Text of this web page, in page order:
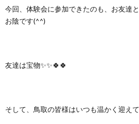
今回、体験会に参加できたのも、お友達
お陰です(^^)
友達は宝物✨✨🍀🍀
そして、鳥取の皆様はいつも温かく迎え